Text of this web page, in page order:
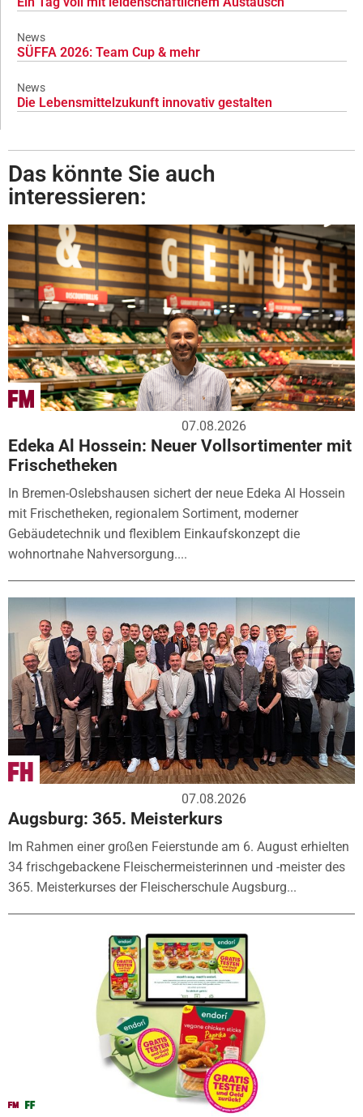
News
SÜFFA 2026: Team Cup & mehr
News
Die Lebensmittelzukunft innovativ gestalten
Das könnte Sie auch
interessieren:
07.08.2026
Edeka Al Hossein: Neuer Vollsortimenter mit
Frischetheken
In Bremen-Oslebshausen sichert der neue Edeka Al Hossein
mit Frischetheken, regionalem Sortiment, moderner
Gebäudetechnik und flexiblem Einkaufskonzept die
wohnortnahe Nahversorgung....
07.08.2026
Augsburg: 365. Meisterkurs
Im Rahmen einer großen Feierstunde am 6. August erhielten
34 frischgebackene Fleischermeisterinnen und -meister des
365. Meisterkurses der Fleischerschule Augsburg...